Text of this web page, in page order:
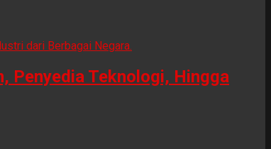
Penyedia Teknologi, Hingga